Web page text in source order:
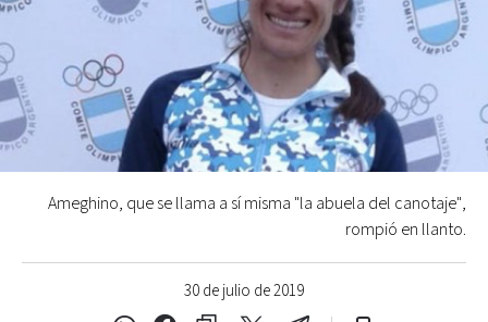
30 de julio de 2019
Ameghino, que se llama a sí misma "la abuela del canotaje",
rompió en llanto.